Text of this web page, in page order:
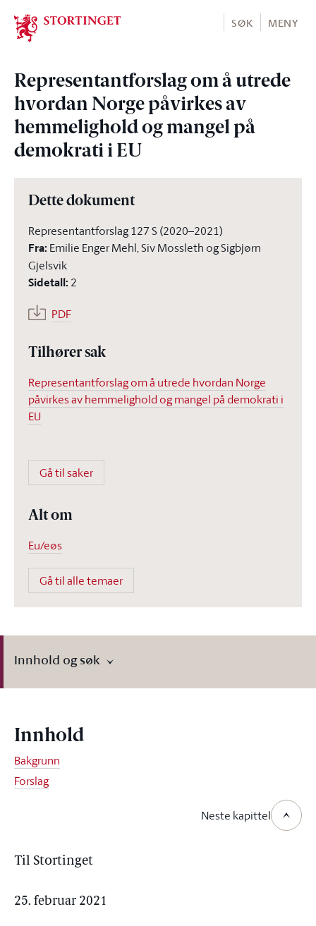
Stortinget.no
SØK MENY
Representantforslag om å utrede
hvordan Norge påvirkes av
hemmelighold og mangel på
demokrati i EU
Dette dokument
Representantforslag 127 S (2020–2021)
Fra: Emilie Enger Mehl, Siv Mossleth og Sigbjørn
Gjelsvik
Sidetall: 2
PDF
Tilhører sak
Representantforslag om å utrede hvordan Norge
påvirkes av hemmelighold og mangel på demokrati i
EU
Gå til saker
Alt om
Eu/eøs
Gå til alle temaer
Innhold og søk
Innhold
Bakgrunn
Forslag
Neste kapittel
Til Stortinget
25. februar 2021